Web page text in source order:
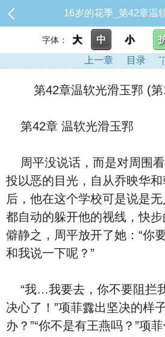
16岁的花季_第42章温
字体： 大 中 小
上一章
目录
第42章温软光滑玉郛 (第
第42章 温软光滑玉郛
周平没说话，而是对周围
投以恶的目光，自从乔映华
后，他在这个学校可是说是
都自动的躲开他的视线，快
僻静之 ，周平放开了她：“你
和我说一下呢？”
“我…我要去，你不要阻拦
决心了！”项菲露出坚决的样
办？”“你不是有王燕吗？”项